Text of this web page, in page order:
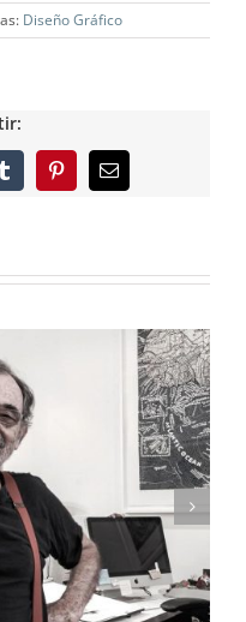
Diseño Gráfico
TumblrPinterestCorreo
electrónico
Pinazo, expuesto en el
IVAM